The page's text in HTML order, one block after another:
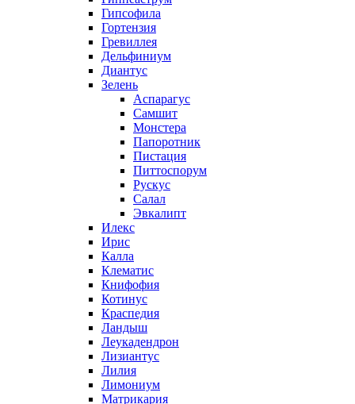
Гипсофила
Гортензия
Гревиллея
Дельфиниум
Диантус
Зелень
Аспарагус
Самшит
Монстера
Папоротник
Пистация
Питтоспорум
Рускус
Салал
Эвкалипт
Илекс
Ирис
Калла
Клематис
Книфофия
Котинус
Краспедия
Ландыш
Леукадендрон
Лизиантус
Лилия
Лимониум
Матрикария